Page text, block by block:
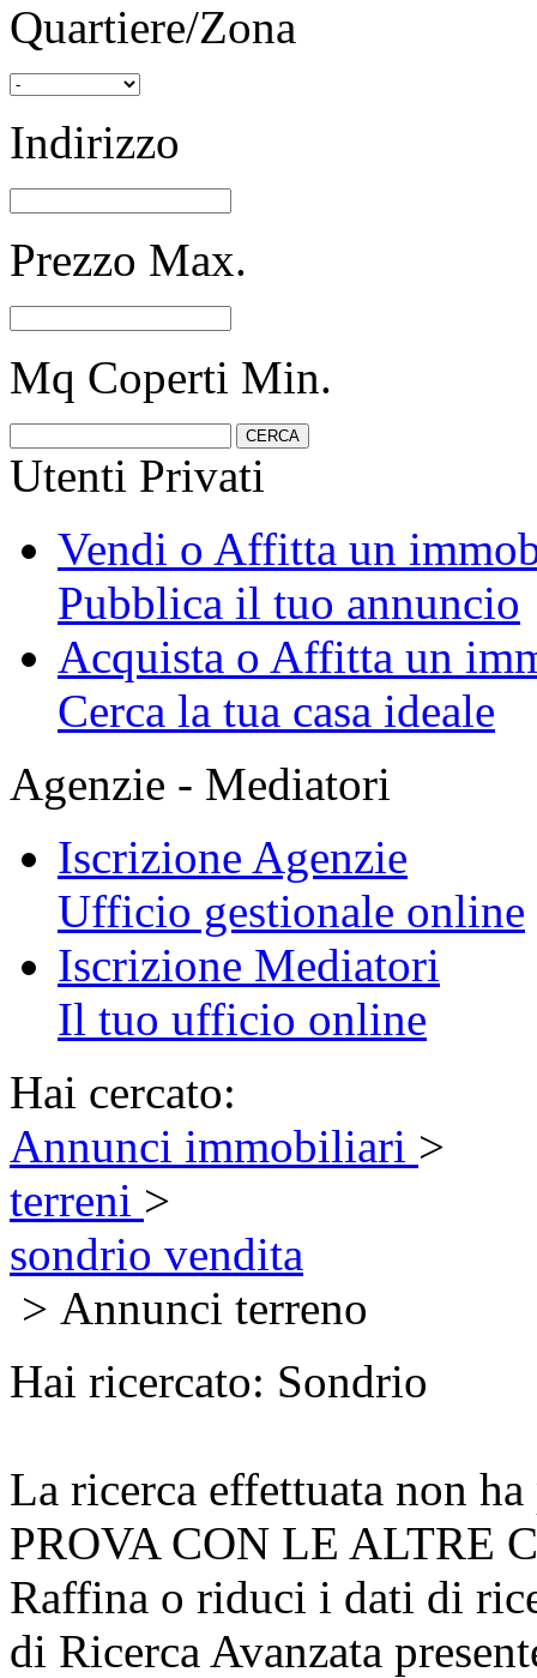
Quartiere/Zona
Indirizzo
Prezzo Max.
Mq Coperti Min.
Utenti Privati
Vendi o Affitta un
Pubblica il tuo annuncio
Acquista o Affitta un
Cerca la tua casa ideale
Agenzie - Mediatori
Iscrizione Agenzie
Ufficio gestionale online
Iscrizione Mediatori
Il tuo ufficio online
Hai cercato:
Annunci immobiliari >
terreni >
sondrio vendita
> Annunci terreno
Hai ricercato: Sondrio
La ricerca effettuata non
PROVA CON LE ALTRE
Raffina o riduci i dati di
di Ricerca Avanzata